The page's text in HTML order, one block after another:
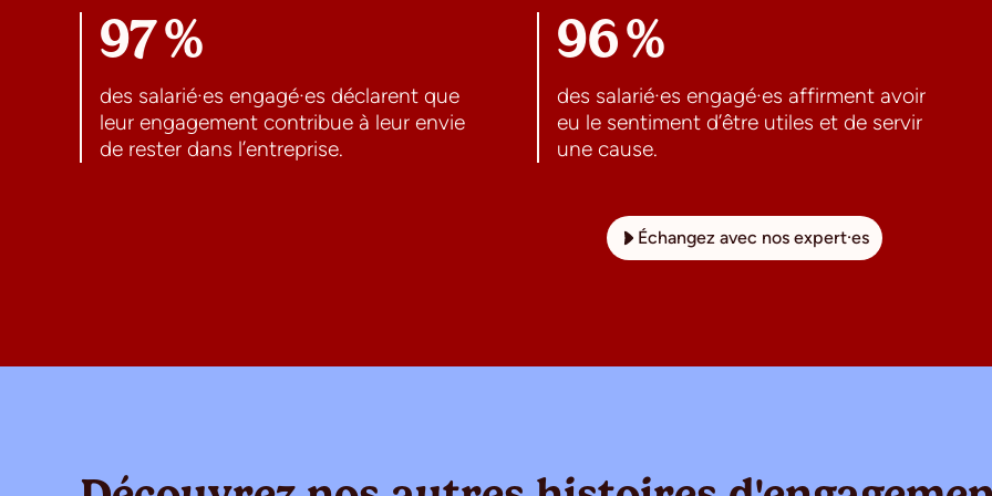
97 %
des salarié·es engagé·es déclarent que
leur engagement contribue à leur envie
de rester dans l’entreprise.
96 %
des salarié·es engagé·es affirment avoir
eu le sentiment d’être utiles et de servir
une cause.
Échangez avec nos expert·es